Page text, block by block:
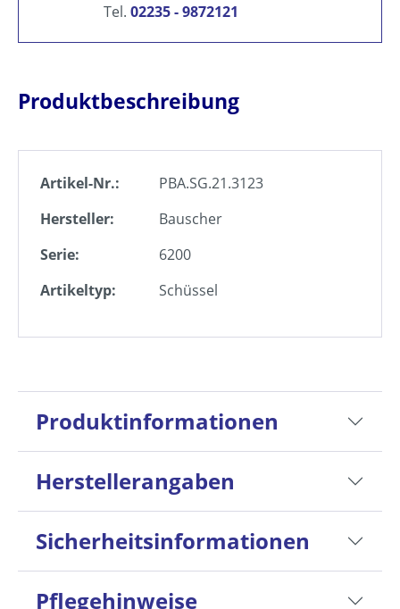
Tel. 02235 - 9872121
Produktbeschreibung
Artikel-Nr.:
PBA.SG.21.3123
Hersteller:
Bauscher
Serie:
6200
Artikeltyp:
Schüssel
Produktinformationen
Herstellerangaben
Sicherheitsinformationen
Pflegehinweise